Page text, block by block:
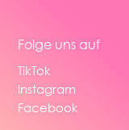
Folge uns auf
TikTok
Instagram
Facebook